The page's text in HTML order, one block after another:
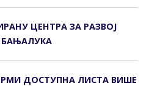
ЦЕНТРА ЗА РАЗВОЈ
ДОСТУПНА ЛИСТА ВИШЕ